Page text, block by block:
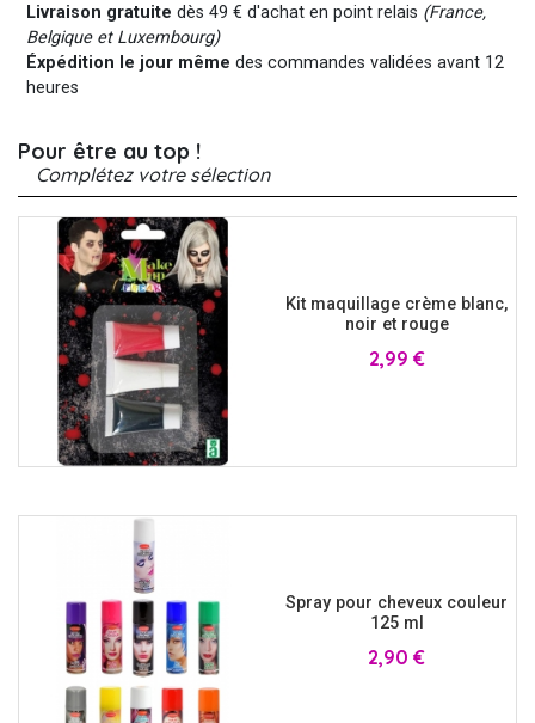
Livraison gratuite dès 49 € d'achat en point relais (France,
Belgique et Luxembourg)
Éxpédition le jour même des commandes validées avant 12
heures
Pour être au top !
Complétez votre sélection
Kit maquillage crème blanc,
noir et rouge
Prix
2,99 €
Spray pour cheveux couleur
125 ml
Prix
2,90 €